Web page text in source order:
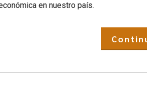
en nuestro país.